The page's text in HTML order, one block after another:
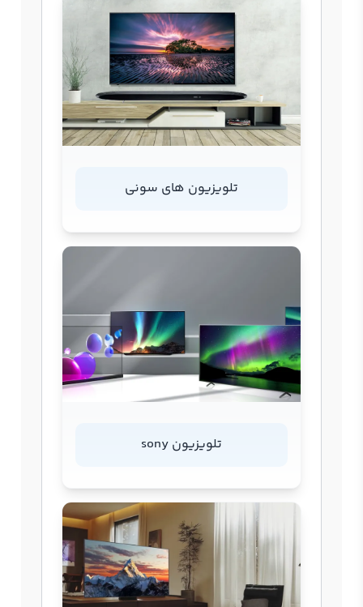
تلویزیون های سونی
تلویزیون sony